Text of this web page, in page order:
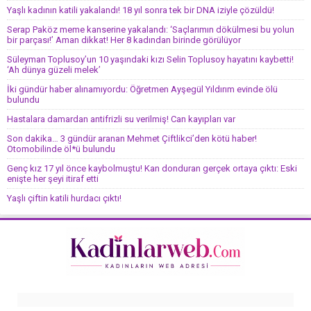
Yaşlı kadının katili yakalandı! 18 yıl sonra tek bir DNA iziyle çözüldü!
Serap Paköz meme kanserine yakalandı: ‘Saçlarımın dökülmesi bu yolun
bir parçası!’ Aman dikkat! Her 8 kadından birinde görülüyor
Süleyman Toplusoy’un 10 yaşındaki kızı Selin Toplusoy hayatını kaybetti!
‘Ah dünya güzeli melek’
İki gündür haber alınamıyordu: Öğretmen Ayşegül Yıldırım evinde ölü
bulundu
Hastalara damardan antifrizli su verilmiş! Can kayıpları var
Son dakika… 3 gündür aranan Mehmet Çiftlikci’den kötü haber!
Otomobilinde öl*ü bulundu
Genç kız 17 yıl önce kaybolmuştu! Kan donduran gerçek ortaya çıktı: Eski
enişte her şeyi itiraf etti
Yaşlı çiftin katili hurdacı çıktı!